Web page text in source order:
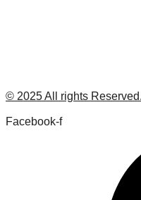
© 2025 All rights
Facebook-f